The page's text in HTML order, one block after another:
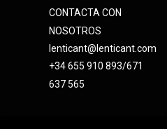
CONTACTA CON
NOSOTROS
lenticant@lenticant.com
+34 655 910 893/671
637 565